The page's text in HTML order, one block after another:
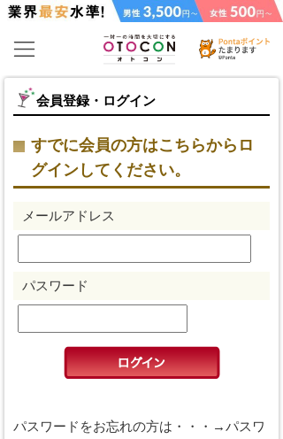
会員登録・ログイン
すでに会員の方はこちらからロ
グインしてください。
メールアドレス
パスワード
パスワードをお忘れの方は・・・→パスワ